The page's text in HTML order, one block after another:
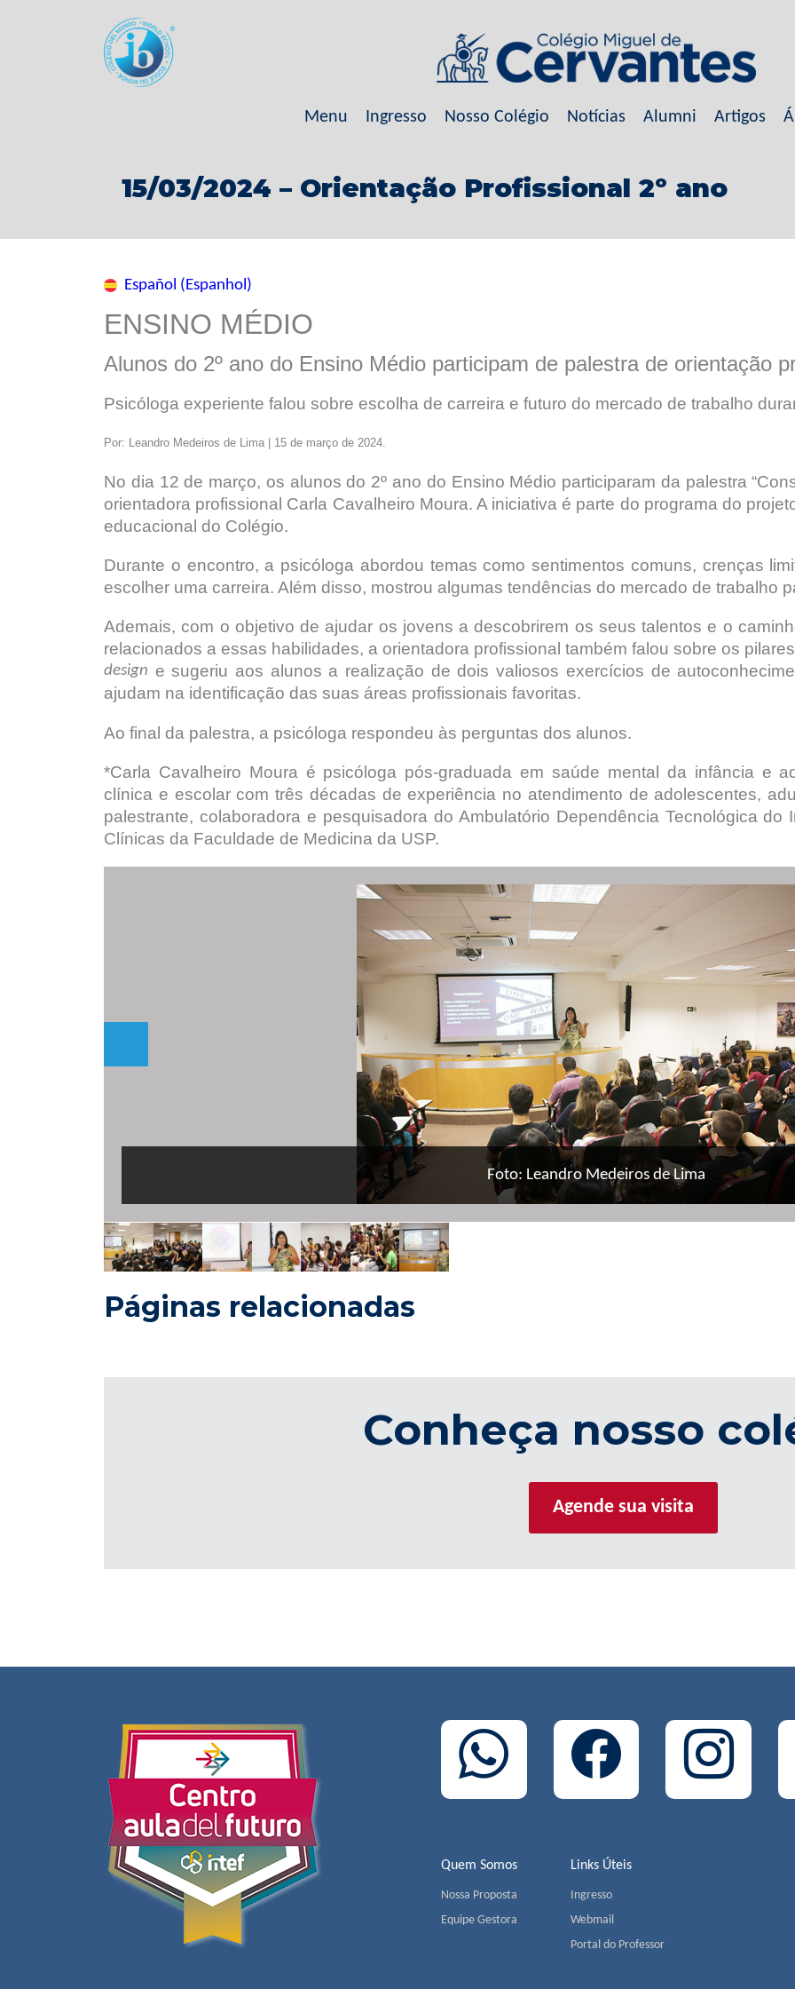
Menu Ingresso Nosso Colégio Notícias Alumni Artigos
15/03/2024 – Orientação Profissional 2º ano
Español (Espanhol)
ENSINO MÉDIO
Alunos do 2º ano do Ensino Médio participam de palestra de orientação
Psicóloga experiente falou sobre escolha de carreira e futuro do mercado de trabalho
Por: Leandro Medeiros de Lima | 15 de março de 2024.
No dia 12 de março, os alunos do 2º ano do Ensino Médio participaram da palestra
orientadora profissional Carla Cavalheiro Moura. A iniciativa é parte do programa do
educacional do Colégio.
Durante o encontro, a psicóloga abordou temas como sentimentos comuns, crenças
escolher uma carreira. Além disso, mostrou algumas tendências do mercado de trabalho
Ademais, com o objetivo de ajudar os jovens a descobrirem os seus talentos e o
relacionados a essas habilidades, a orientadora profissional também falou sobre os
design e sugeriu aos alunos a realização de dois valiosos exercícios de
ajudam na identificação das suas áreas profissionais favoritas.
Ao final da palestra, a psicóloga respondeu às perguntas dos alunos.
*Carla Cavalheiro Moura é psicóloga pós-graduada em saúde mental da infância e
clínica e escolar com três décadas de experiência no atendimento de adolescentes,
palestrante, colaboradora e pesquisadora do Ambulatório Dependência Tecnológica
Clínicas da Faculdade de Medicina da USP.
Foto: Leandro Medeiros de Lima
Páginas relacionadas
Conheça nosso
Agende sua visita
Quem Somos
Nossa Proposta
Equipe Gestora
Links Úteis
Ingresso
Webmail
Portal do Professor